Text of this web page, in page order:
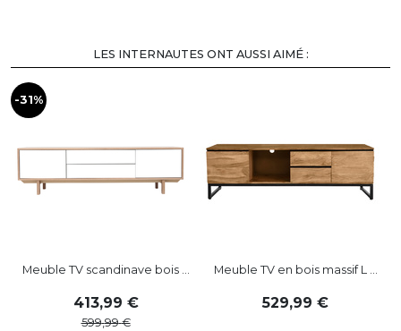
LES INTERNAUTES ONT AUSSI AIMÉ :
-31%
Meuble TV scandinave bois ...
413,99
599,99
Meuble TV en bois massif L ...
529,99